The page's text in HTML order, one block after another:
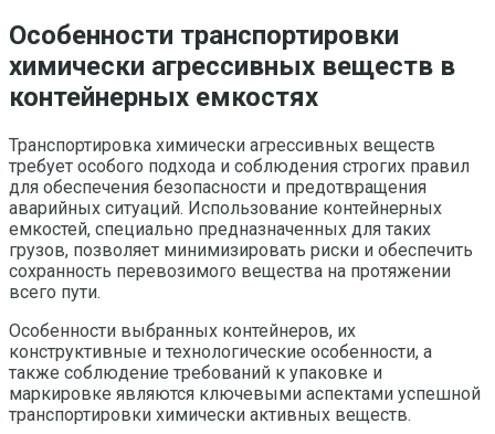
Особенности транспортировки
химически агрессивных веществ в
контейнерных емкостях
Транспортировка химически агрессивных веществ
требует особого подхода и соблюдения строгих правил
для обеспечения безопасности и предотвращения
аварийных ситуаций. Использование контейнерных
емкостей, специально предназначенных для таких
грузов, позволяет минимизировать риски и обеспечить
сохранность перевозимого вещества на протяжении
всего пути.
Особенности выбранных контейнеров, их
конструктивные и технологические особенности, а
также соблюдение требований к упаковке и
маркировке являются ключевыми аспектами успешной
транспортировки химически активных веществ.